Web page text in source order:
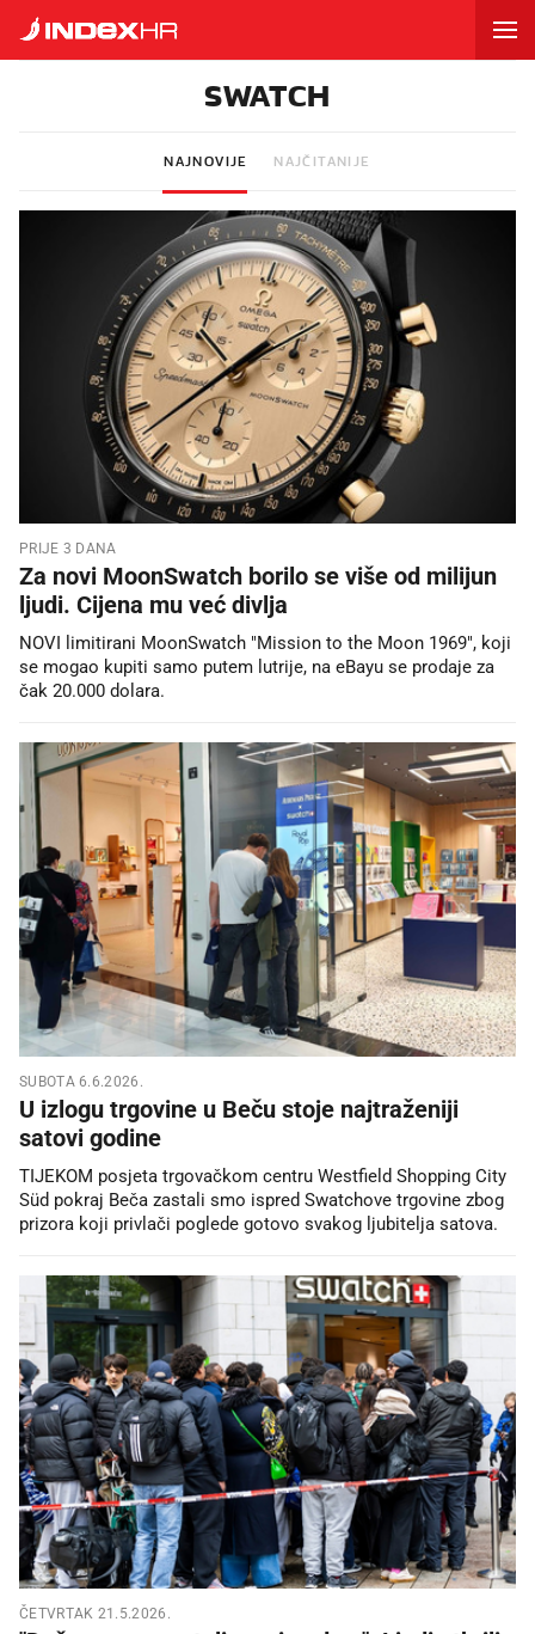
SWATCH
NAJNOVIJE NAJČITANIJE
PRIJE 3 DANA
Za novi MoonSwatch borilo se više od milijun
ljudi. Cijena mu već divlja
NOVI limitirani MoonSwatch "Mission to the Moon 1969", koji
se mogao kupiti samo putem lutrije, na eBayu se prodaje za
čak 20.000 dolara.
SUBOTA 6.6.2026.
U izlogu trgovine u Beču stoje najtraženiji
satovi godine
TIJEKOM posjeta trgovačkom centru Westfield Shopping City
Süd pokraj Beča zastali smo ispred Swatchove trgovine zbog
prizora koji privlači poglede gotovo svakog ljubitelja satova.
ČETVRTAK 21.5.2026.